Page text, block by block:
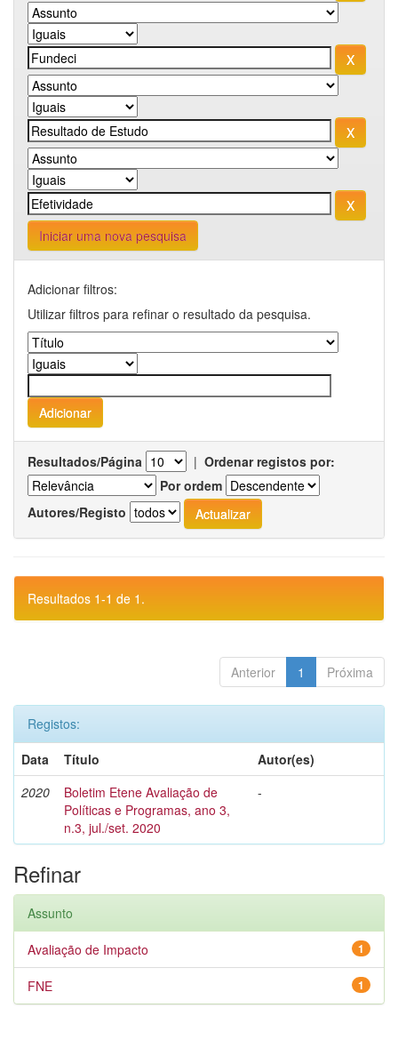
Iniciar uma nova pesquisa
Adicionar filtros:
Utilizar filtros para refinar o resultado da pesquisa.
Resultados/Página | Ordenar registos por:
Por ordem
Autores/Registo
Resultados 1-1 de 1.
Anterior 1 Próxima
Registos:
Data
Título
Autor(es)
2020
Boletim Etene Avaliação de
Políticas e Programas, ano 3,
n.3, jul./set. 2020
-
Refinar
Assunto
1
Avaliação de Impacto
1
FNE